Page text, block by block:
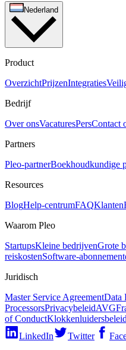
Nederland
Product
OverzichtPrijzenIntegraties
Bedrijf
Over onsVacaturesPersContact
Partners
Pleo-partnerBoekhoudkundige
Resources
BlogHelp-centrumFAQKlanten
Waarom Pleo
StartupsKleine bedrijvenGrote
reiskostenSoftware-
Juridisch
Master Service AgreementData
ProcessorsPrivacybeleidAVG
of ConductKlokkenluidersbeleid
LinkedIn
Twitter